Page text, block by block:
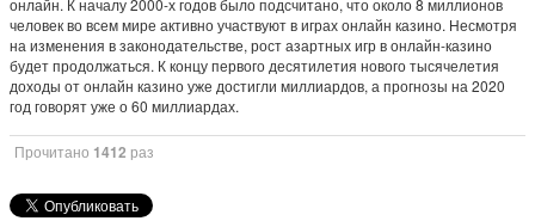
человек во всем мире активно участвуют в играх онлайн казино. Несмотря
на изменения в законодательстве, рост азартных игр в онлайн-казино
будет продолжаться. К концу первого десятилетия нового тысячелетия
доходы от онлайн казино уже достигли миллиардов, а прогнозы на 2020
год говорят уже о 60 миллиардах.
Прочитано 1412 раз